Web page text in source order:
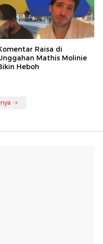
Raisa di
Mathis Molinie
Heboh